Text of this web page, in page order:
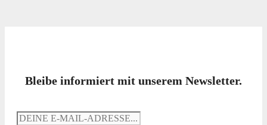
Bleibe informiert mit unserem Newsletter.